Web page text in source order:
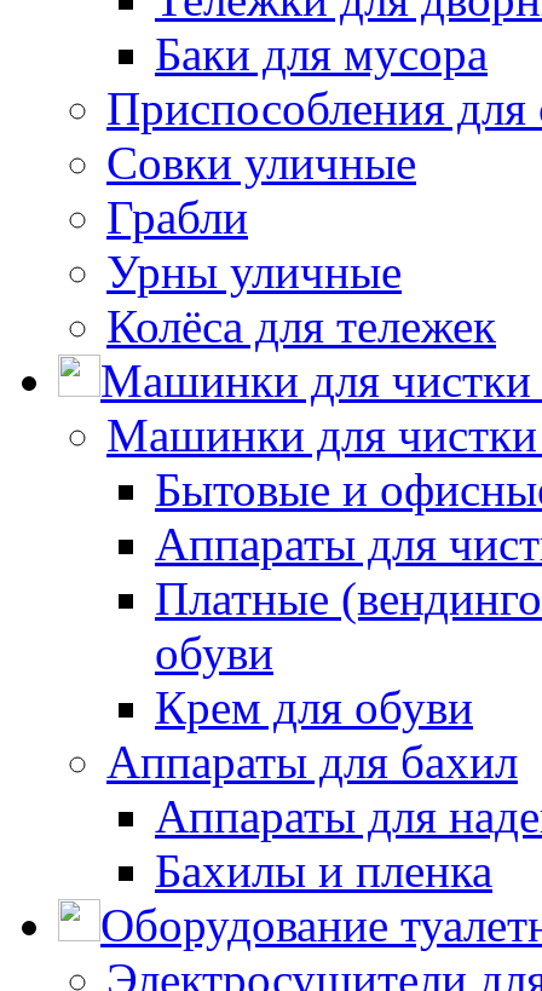
Баки для мусора
Приспособления для
Совки уличные
Грабли
Урны уличные
Колёса для тележек
Машинки для чистки
Машинки для
Бытовые и
Аппараты для
Платные
обуви
Крем для обуви
Аппараты для бахил
Аппараты для
Бахилы и пленка
Оборудование
Электросушители